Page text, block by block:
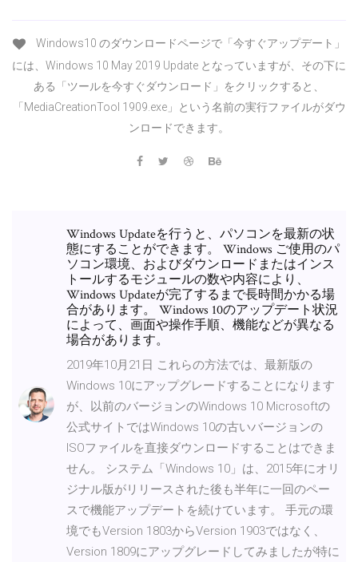
Windows10 のダウンロードページで「今すぐアップデート」
には、Windows 10 May 2019 Update となっていますが、その下に
ある「ツールを今すぐダウンロード」をクリックすると、
「MediaCreationTool 1909.exe」という名前の実行ファイルがダウ
ンロードできます。
Windows Updateを行うと、パソコンを最新の状
態にすることができます。 Windows ご使用のパ
ソコン環境、およびダウンロードまたはインス
トールするモジュールの数や内容により、
Windows Updateが完了するまで長時間かかる場
合があります。 Windows 10のアップデート状況
によって、画面や操作手順、機能などが異なる
場合があります。
2019年10月21日 これらの方法では、最新版の
Windows 10にアップグレードすることになります
が、以前のバージョンのWindows 10 Microsoftの
公式サイトではWindows 10の古いバージョンの
ISOファイルを直接ダウンロードすることはできま
せん。 システム「Windows 10」は、2015年にオリ
ジナル版がリリースされた後も半年に一回のペー
スで機能アップデートを続けています。 手元の環
境でもVersion 1803からVersion 1903ではなく、
Version 1809にアップグレードしてみましたが特に